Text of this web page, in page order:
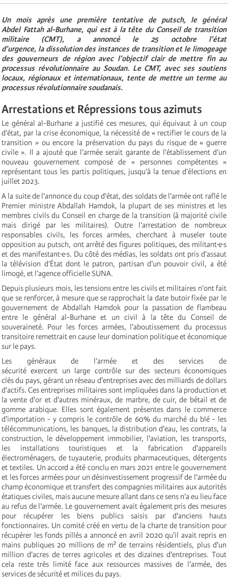
Un mois après une première tentative de putsch, le général
Abdel Fattah al-Burhane, qui est à la tête du Conseil de transition
militaire (CMT), a annoncé le 25 octobre l’état
d’urgence, la dissolution des instances de transition et le limogeage
des gouverneurs de région avec l’objectif clair de mettre fin au
processus révolutionnaire au Soudan. Le CMT, avec ses soutiens
locaux, régionaux et internationaux, tente de mettre un terme au
processus révolutionnaire soudanais.
Arrestations et Répressions tous azimuts
Le général al-Burhane a justifié ces mesures, qui équivaut à un coup
d’état, par la crise économique, la nécessité de « rectifier le cours de la
transition » ou encore la préservation du pays du risque de « guerre
civile ». Il a ajouté que l’armée serait garante de l’établissement d’un
nouveau gouvernement composé de « personnes compétentes »
représentant tous les partis politiques, jusqu’à la tenue d’élections en
juillet 2023.
A la suite de l’annonce du coup d’état, des soldats de l’armée ont raflé le
Premier ministre Abdallah Hamdok, la plupart de ses ministres et les
membres civils du Conseil en charge de la transition (à majorité civile
mais dirigé par les militaires). Outre l’arrestation de nombreux
responsables civils, les forces armées, cherchant à museler toute
opposition au putsch, ont arrêté des figures politiques, des militant·e·s
et des manifestant·e·s. Du côté des médias, les soldats ont pris d’assaut
la télévision d’État dont le patron, partisan d’un pouvoir civil, a été
limogé, et l’agence officielle SUNA.
Depuis plusieurs mois, les tensions entre les civils et militaires n’ont fait
que se renforcer, à mesure que se rapprochait la date butoir fixée par le
gouvernement de Abdallah Hamdok pour la passation de flambeau
entre le général al-Burhane et un civil à la tête du Conseil de
souveraineté. Pour les forces armées, l’aboutissement du processus
transitoire remettrait en cause leur domination politique et économique
sur le pays.
Les généraux de l’armée et des services de
sécurité exercent un large contrôle sur des secteurs économiques
clés du pays, gérant un réseau d'entreprises avec des milliards de dollars
d'actifs. Ces entreprises militaires sont impliquées dans la production et
la vente d'or et d'autres minéraux, de marbre, de cuir, de bétail et de
gomme arabique. Elles sont également présentes dans le commerce
d'importation - y compris le contrôle de 60% du marché du blé - les
télécommunications, les banques, la distribution d'eau, les contrats, la
construction, le développement immobilier, l'aviation, les transports,
les installations touristiques et la fabrication d'appareils
électroménagers, de tuyauterie, produits pharmaceutiques, détergents
et textiles. Un accord a été conclu en mars 2021 entre le gouvernement
et les forces armées pour un désinvestissement progressif de l’armée du
champ économique et transfert des compagnies militaires aux autorités
étatiques civiles, mais aucune mesure allant dans ce sens n’a eu lieu face
au refus de l’armée. Le gouvernement avait également pris des mesures
pour récupérer les biens publics saisis par d'anciens hauts
fonctionnaires. Un comité créé en vertu de la charte de transition pour
récupérer les fonds pillés a annoncé en avril 2020 qu'il avait repris en
mains publiques 20 millions de m² de terrains résidentiels, plus d'un
million d'acres de terres agricoles et des dizaines d'entreprises. Tout
cela reste très limité face aux ressources massives de l’armée, des
services de sécurité et milices du pays.